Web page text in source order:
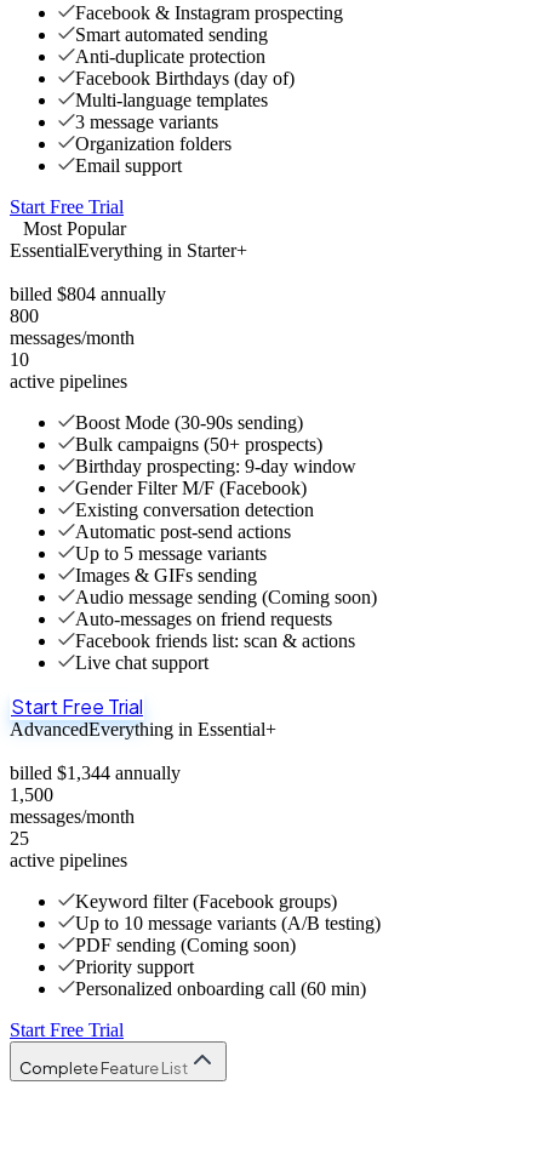
Facebook & Instagram prospecting
Smart automated sending
Anti-duplicate protection
Facebook Birthdays (day of)
Multi-language templates
3 message variants
Organization folders
Email support
Start Free Trial
Most Popular
EssentialEverything in Starter+
billed $804 annually
800
messages/month
10
active pipelines
Boost Mode (30-90s sending)
Bulk campaigns (50+ prospects)
Birthday prospecting: 9-day window
Gender Filter M/F (Facebook)
Existing conversation detection
Automatic post-send actions
Up to 5 message variants
Images & GIFs sending
Audio message sending (Coming soon)
Auto-messages on friend requests
Facebook friends list: scan & actions
Live chat support
Start Free Trial
AdvancedEverything in Essential+
billed $1,344 annually
1,500
messages/month
25
active pipelines
Keyword filter (Facebook groups)
Up to 10 message variants (A/B testing)
PDF sending (Coming soon)
Priority support
Personalized onboarding call (60 min)
Start Free Trial
Complete Feature List